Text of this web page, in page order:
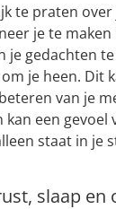
te praten
je te
je gedachten
je heen. Dit
van je
een
staat in je
slaap